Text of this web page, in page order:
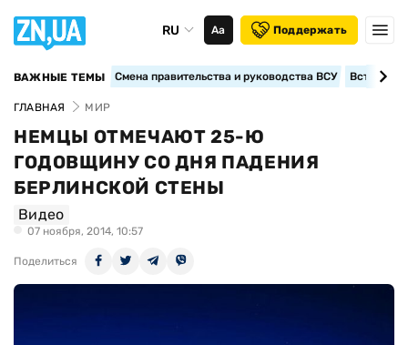
RU Аа Поддержать
ВАЖНЫЕ ТЕМЫ Смена правительства и руководства ВСУ
ГЛАВНАЯ МИР
НЕМЦЫ ОТМЕЧАЮТ 25-Ю
ГОДОВЩИНУ СО ДНЯ ПАДЕНИЯ
БЕРЛИНСКОЙ СТЕНЫ
Видео
07 ноября, 2014, 10:57
Поделиться